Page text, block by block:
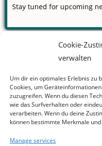
Cookie-
verwalten
Um dir ein optimales Erlebnis zu
Cookies, um
zuzugreifen. Wenn du diesen
wie das Surfverhalten oder
verarbeiten. Wenn du deine
können bestimmte Merkmale
Manage services
Stay tuned for upcoming